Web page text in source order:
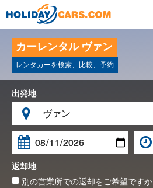
カーレンタル ヴァン
レンタカーを検索、比較、予約
出発地

返却地
別の営業所での返却をご希望ですか